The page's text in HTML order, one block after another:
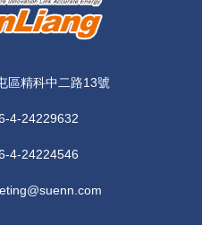
區精科中二路13號
4-24229632
4-24224546